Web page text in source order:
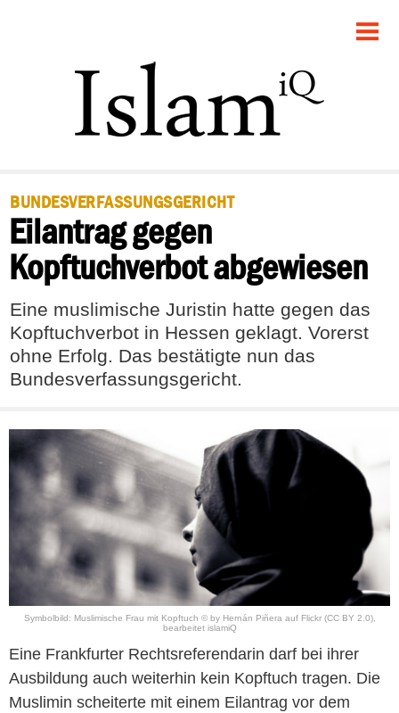
POLITIK
RECHT
PANORAMA
FEUILLETON
DEBATTE
BUNDESVERFASSUNGSGERICHT
Eilantrag gegen
Kopftuchverbot abgewiesen
Eine muslimische Juristin hatte gegen das
Kopftuchverbot in Hessen geklagt. Vorerst
ohne Erfolg. Das bestätigte nun das
Bundesverfassungsgericht.
Symbolbild: Muslimische Frau mit Kopftuch © by Hernán Piñera auf Flickr (CC BY 2.0),
bearbeitet islamiQ
Eine Frankfurter Rechtsreferendarin darf bei ihrer
Ausbildung auch weiterhin kein Kopftuch tragen. Die
Muslimin scheiterte mit einem Eilantrag vor dem